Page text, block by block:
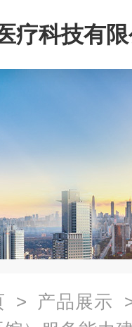
疗科技有
> 产品展示